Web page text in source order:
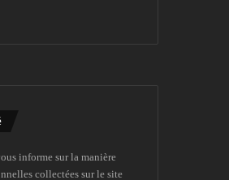
informe sur la manière
collectées sur le site